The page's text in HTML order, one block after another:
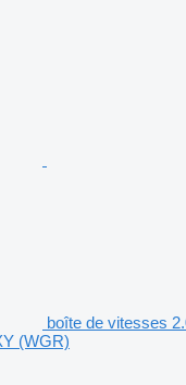
boîte de vitesses
(WGR)